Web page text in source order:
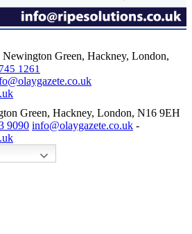
Newington Green, Hackney, London,
1261
Green, Hackney, London, N16 9EH
9090 info@olaygazete.co.uk -